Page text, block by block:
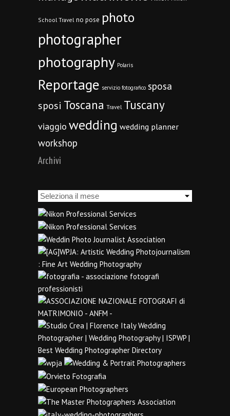
School Travel no pose photo
photographer
photography Polaris
Reportage servizio fotografico sposa
sposi Toscana Travel Tuscany
viaggio wedding wedding planner
workshop
Archivi
Archivi